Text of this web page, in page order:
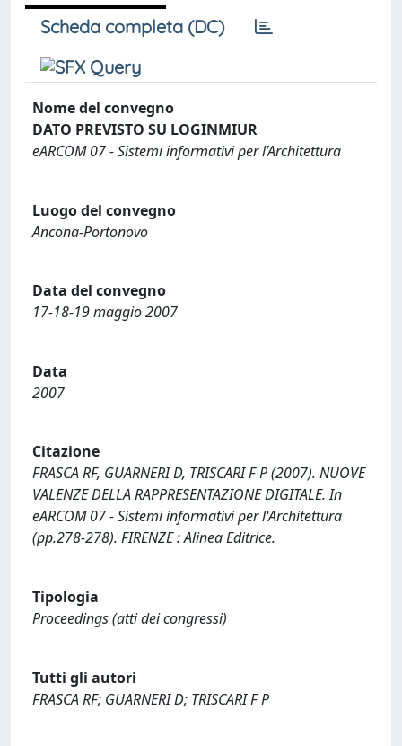
Scheda completa (DC)
Nome del convegno
DATO PREVISTO SU LOGINMIUR
eARCOM 07 - Sistemi informativi per l’Architettura
Luogo del convegno
Ancona-Portonovo
Data del convegno
17-18-19 maggio 2007
Data
2007
Citazione
FRASCA RF, GUARNERI D, TRISCARI F P (2007). NUOVE
VALENZE DELLA RAPPRESENTAZIONE DIGITALE. In
eARCOM 07 - Sistemi informativi per l'Architettura
(pp.278-278). FIRENZE : Alinea Editrice.
Tipologia
Proceedings (atti dei congressi)
Tutti gli autori
FRASCA RF; GUARNERI D; TRISCARI F P